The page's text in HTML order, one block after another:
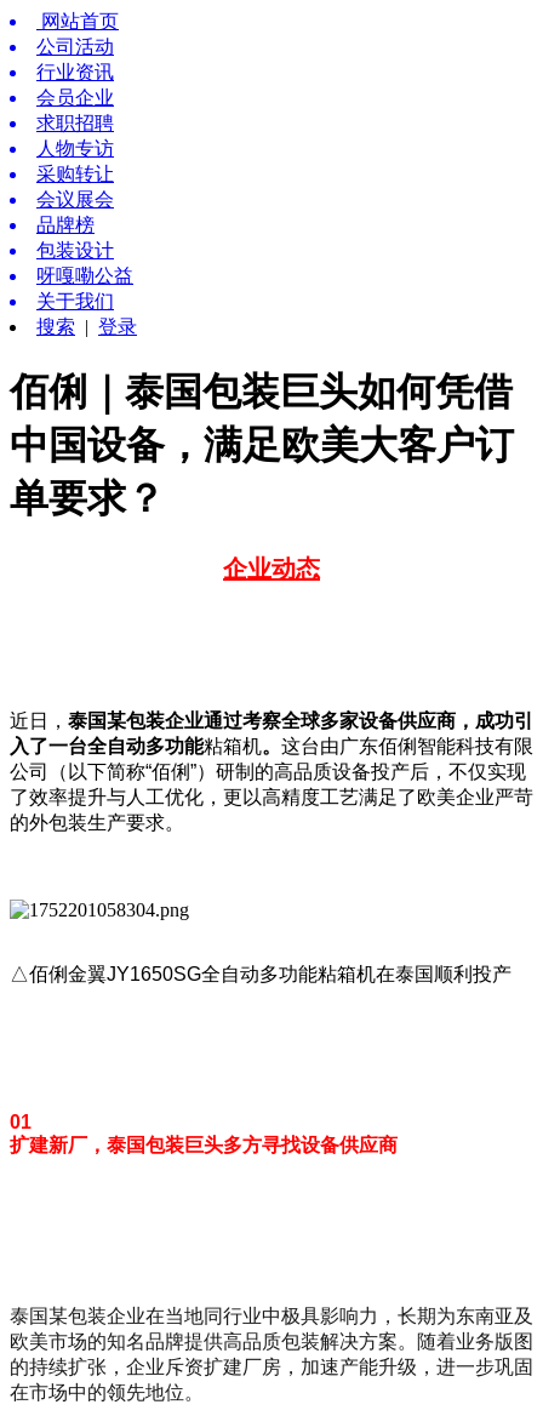
网站首页
公司活动
行业资讯
会员企业
求职招聘
人物专访
采购转让
会议展会
品牌榜
包装设计
呀嘎嘞公益
关于我们
搜索 | 登录
佰俐｜泰国包装巨头如何凭借
中国设备，满足欧美大客户订
单要求？
企业动态
近日， 泰国某包装企业通过考察全球多家设备供应商，成功引
入了一台全自动多功能粘箱机。 这台由广东佰俐智能科技有限
公司（以下简称“佰俐”）研制的高品质设备投产后，不仅实现
了效率提升与人工优化，更以高精度工艺满足了欧美企业严苛
的外包装生产要求。
△佰俐金翼JY1650SG全自动多功能粘箱机在泰国顺利投产
01
扩建新厂，泰国包装巨头多方寻找设备供应商
泰国某包装企业在当地同行业中极具影响力，长期为东南亚及
欧美市场的知名品牌提供高品质包装解决方案。随着业务版图
的持续扩张，企业斥资扩建厂房，加速产能升级，进一步巩固
在市场中的领先地位。